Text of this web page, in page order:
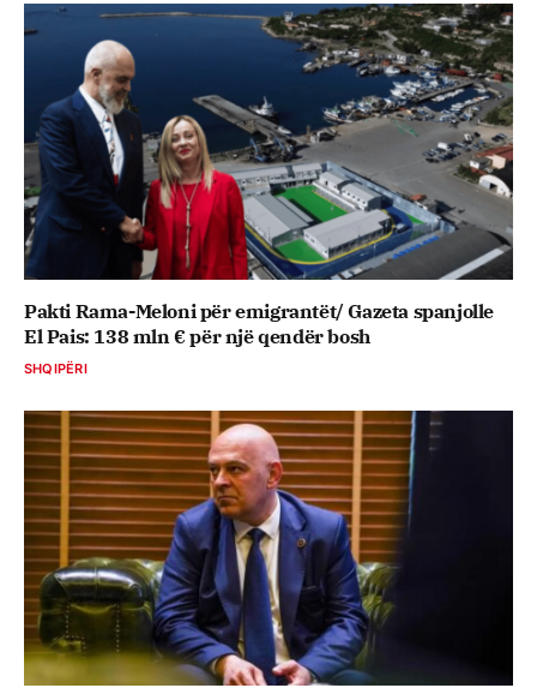
Pakti Rama-Meloni për emigrantët/ Gazeta spanjolle
El Pais: 138 mln € për një qendër bosh
SHQIPËRI